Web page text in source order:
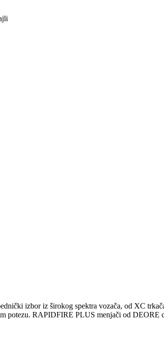
izbor iz širokog spektra vozača, od XC
potezu. RAPIDFIRE PLUS menjači od